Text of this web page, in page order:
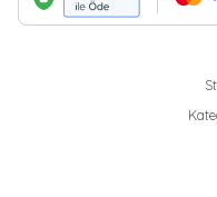
ADET